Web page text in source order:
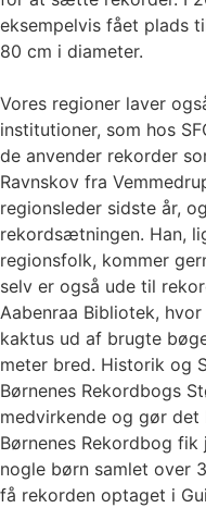
eksempelvis fået plads
80 cm i diameter.
Vores regioner laver
institutioner, som hos
de anvender rekorder
Ravnskov fra
regionsleder sidste år,
rekordsætningen. Han,
regionsfolk, kommer
selv er også ude til
Aabenraa Bibliotek,
kaktus ud af brugte
meter bred. Historik og
Børnenes Rekordbogs
medvirkende og gør det
Børnenes Rekordbog
nogle børn samlet over
få rekorden optaget i